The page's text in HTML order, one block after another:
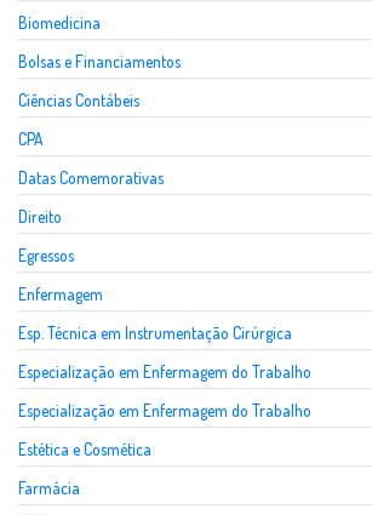
Biomedicina
Bolsas e Financiamentos
Ciências Contábeis
CPA
Datas Comemorativas
Direito
Egressos
Enfermagem
Esp. Técnica em Instrumentação Cirúrgica
Especialização em Enfermagem do Trabalho
Especialização em Enfermagem do Trabalho
Estética e Cosmética
Farmácia